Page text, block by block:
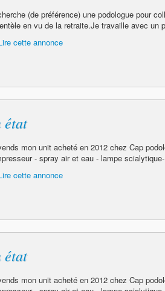
(de préférence) une podologue pour
en vu de la retraite.Je travaille avec un
cette annonce
état
mon unit acheté en 2012 chez Cap
- spray air et eau - lampe
cette annonce
état
mon unit acheté en 2012 chez Cap